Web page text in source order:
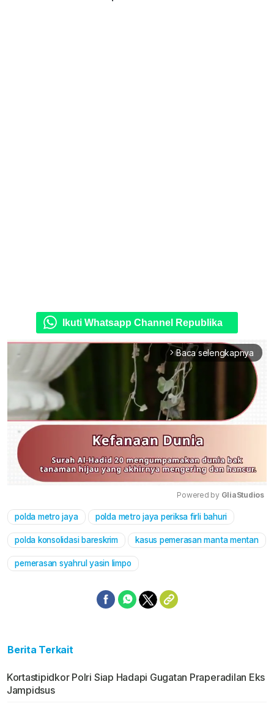
Ikuti Whatsapp Channel Republika
arrow_forward_ios Baca selengkapnya
Mute
Powered by GliaStudios
polda metro jaya polda metro jaya periksa firli bahuri
polda konsolidasi bareskrim kasus pemerasan manta mentan
pemerasan syahrul yasin limpo
Berita Terkait
Kortastipidkor Polri Siap Hadapi Gugatan Praperadilan Eks
Jampidsus